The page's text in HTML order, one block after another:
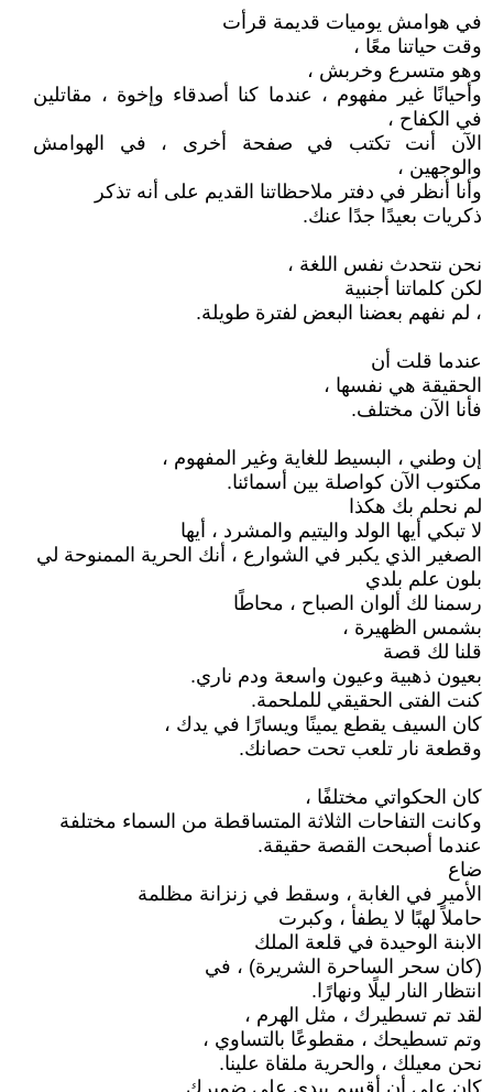
في هوامش يوميات قديمة قرأت
وقت حياتنا معًا ،
وهو متسرع وخربش ،
وأحيانًا غير مفهوم ، عندما كنا أصدقاء وإخوة ، مقاتلين
في الكفاح ،
الآن أنت تكتب في صفحة أخرى ، في الهوامش
والوجهين ،
وأنا أنظر في دفتر ملاحظاتنا القديم على أنه تذكر
ذكريات بعيدًا جدًا عنك.
نحن نتحدث نفس اللغة ،
لكن كلماتنا أجنبية
، لم نفهم بعضنا البعض لفترة طويلة.
عندما قلت أن
الحقيقة هي نفسها ،
فأنا الآن مختلف.
إن وطني ، البسيط للغاية وغير المفهوم ،
مكتوب الآن كواصلة بين أسمائنا.
لم نحلم بك هكذا
لا تبكي أيها الولد واليتيم والمشرد ، أيها
الصغير الذي يكبر في الشوارع ، أنك الحرية الممنوحة لي
بلون علم بلدي
رسمنا لك ألوان الصباح ، محاطًا
بشمس الظهيرة ،
قلنا لك قصة
بعيون ذهبية وعيون واسعة ودم ناري.
كنت الفتى الحقيقي للملحمة.
كان السيف يقطع يمينًا ويسارًا في يدك ،
وقطعة نار تلعب تحت حصانك.
كان الحكواتي مختلفًا ،
وكانت التفاحات الثلاثة المتساقطة من السماء مختلفة
عندما أصبحت القصة حقيقة.
ضاع
الأمير في الغابة ، وسقط في زنزانة مظلمة
حاملاً لهبًا لا يطفأ ، وكبرت
الابنة الوحيدة في قلعة الملك
(كان سحر الساحرة الشريرة) ، في
انتظار النار ليلًا ونهارًا.
لقد تم تسطيرك ، مثل الهرم ،
وتم تسطيحك ، مقطوعًا بالتساوي ،
نحن معيلك ، والحرية ملقاة علينا.